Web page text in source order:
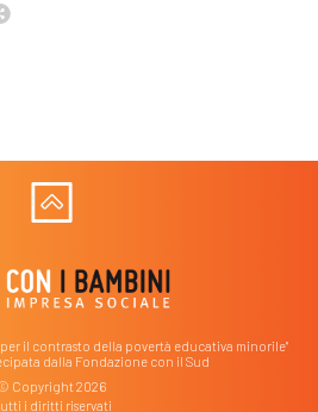
il contrasto della povertà educativa minorile"
dalla Fondazione con il Sud
Copyright 2026
i diritti riservati